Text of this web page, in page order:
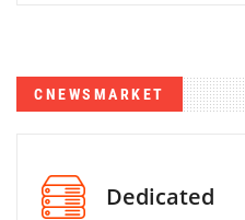
CNEWSMARKET
Dedicated